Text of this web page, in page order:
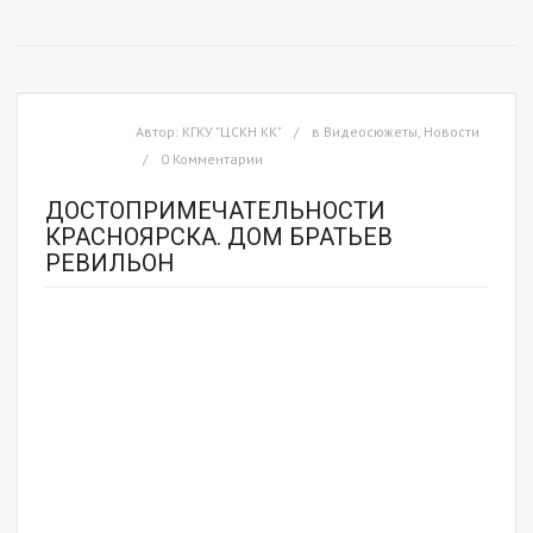
Автор: КГКУ "ЦСКН КК" в Видеосюжеты, Новости
0 Комментарии
ДОСТОПРИМЕЧАТЕЛЬНОСТИ
КРАСНОЯРСКА. ДОМ БРАТЬЕВ
РЕВИЛЬОН